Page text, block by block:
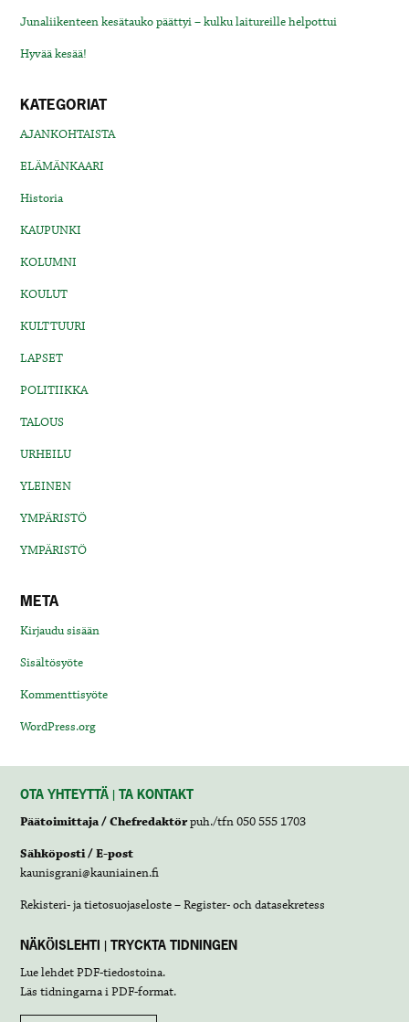
Junaliikenteen kesätauko päättyi – kulku laitureille helpottui
Hyvää kesää!
KATEGORIAT
AJANKOHTAISTA
ELÄMÄNKAARI
Historia
KAUPUNKI
KOLUMNI
KOULUT
KULTTUURI
LAPSET
POLITIIKKA
TALOUS
URHEILU
YLEINEN
YMPÄRISTÖ
YMPÄRISTÖ
META
Kirjaudu sisään
Sisältösyöte
Kommenttisyöte
WordPress.org
OTA YHTEYTTÄ | TA KONTAKT
Päätoimittaja / Chefredaktörpuh./tfn 050 555 1703
Sähköposti / E-post
kaunisgrani@kauniainen.fi
Rekisteri- ja tietosuojaseloste – Register- och datasekretess
NÄKÖISLEHTI | TRYCKTA TIDNINGEN
Lue lehdetPDF-tiedostoina.
Läs tidningarna iPDF-format.